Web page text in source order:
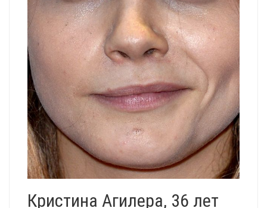
Кристина Агилера, 36 лет